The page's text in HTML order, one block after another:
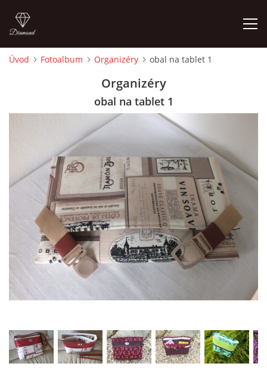
MOJE POSLEDNÍ PRÁCE
Úvod Fotoalbum Organizéry obal na tablet 1
Organizéry
obal na tablet 1